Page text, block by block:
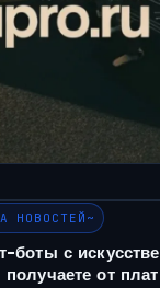
НОВОСТЕЙ~
боты с
от